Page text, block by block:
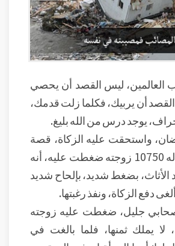
العالمين، ليس القصد أن يحصي
أن يربيك، فكلما زلت قدمك،
يوجد درس من الله بليغ.
واستحقت عليه الزكاة، قصة
واقعية، زكاة ماله 10750 زوجته ضغطت عليه، أنه
الأثاث، بضغط شديد، بإلحاح شديد
دفع الزكاة، ونفذ رغبتها.
جليل، ضغطت عليه زوجته
لا يملك ثمنها، فلما بالغت في